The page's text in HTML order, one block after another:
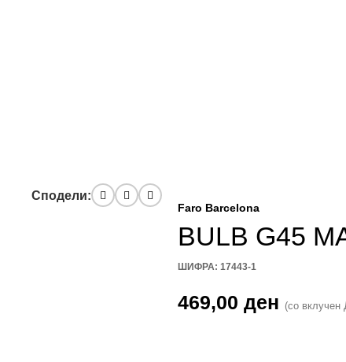
Сподели:
Faro Barcelona
BULB G45
ШИФРА: 17443-1
469,00 ден (со